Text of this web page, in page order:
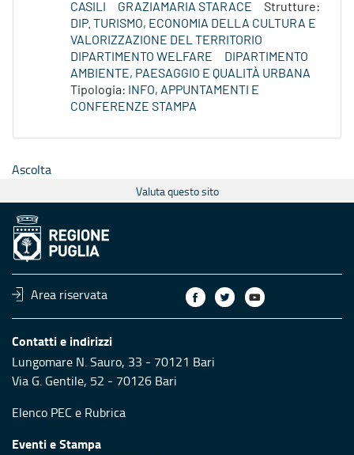
CASILI
GRAZIAMARIA STARACE
Strutture:
DIP. TURISMO, ECONOMIA DELLA CULTURA E
VALORIZZAZIONE DEL TERRITORIO
DIPARTIMENTO WELFARE
DIPARTIMENTO
AMBIENTE, PAESAGGIO E QUALITÀ URBANA
Tipologia:
INFO, APPUNTAMENTI E
CONFERENZE STAMPA
Ascolta
Valuta questo sito
Area riservata
Contatti e indirizzi
Lungomare N. Sauro, 33 - 70121 Bari
Via G. Gentile, 52 - 70126 Bari
Elenco PEC e Rubrica
Eventi e Stampa